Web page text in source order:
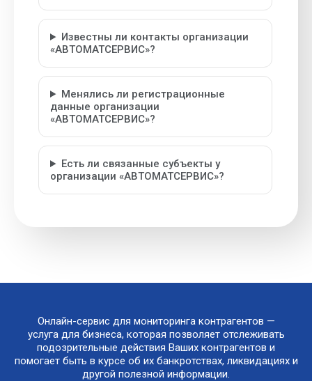
Известны ли контакты организации
«АВТОМАТСЕРВИС»?
Менялись ли регистрационные
данные организации
«АВТОМАТСЕРВИС»?
Есть ли связанные субъекты у
организации «АВТОМАТСЕРВИС»?
Онлайн-сервис для мониторинга контрагентов —
услуга для бизнеса, которая позволяет отслеживать
подозрительные действия Ваших контрагентов и
помогает быть в курсе об их банкротствах, ликвидациях и
другой полезной информации.